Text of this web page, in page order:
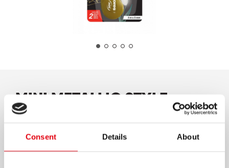
Consent Details About
MINI METALLIC STYLE
KORREKTURROLLER
Gold- und silberfarbiges Äußeres mit weißem
Band